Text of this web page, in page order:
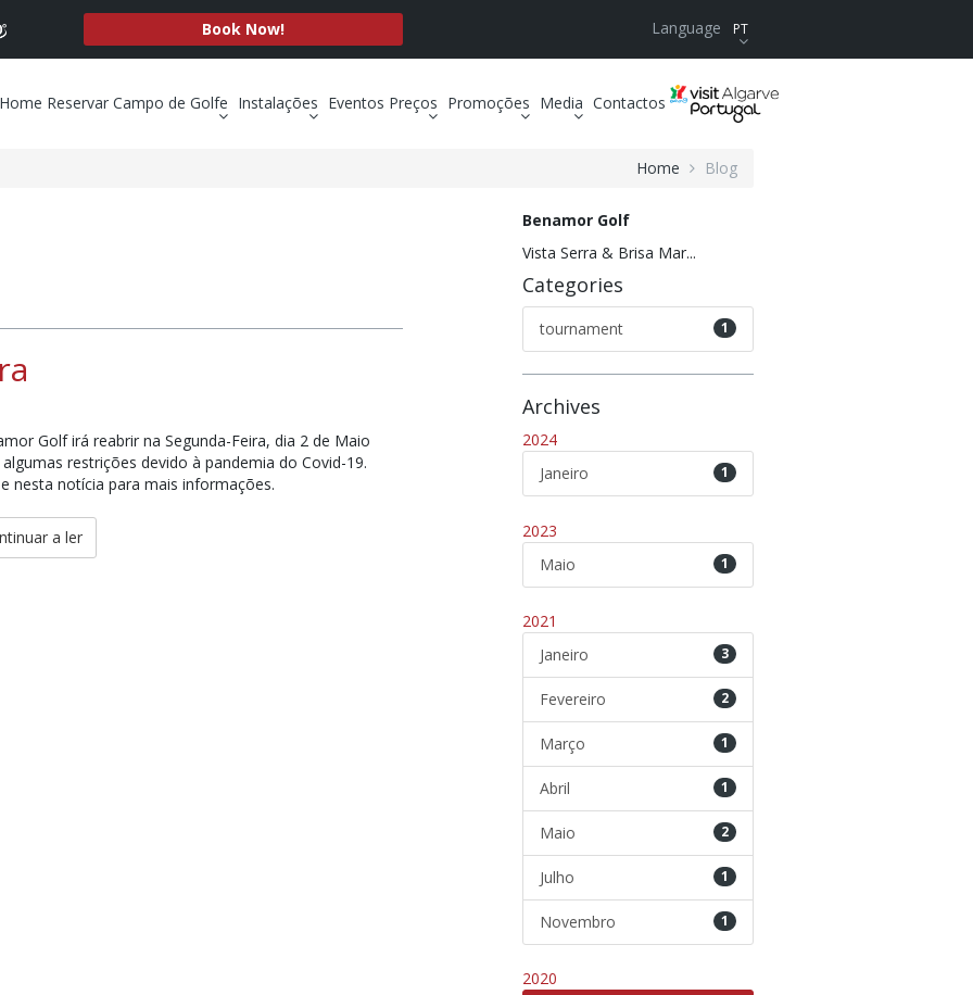
Book Now! Language PT
Reservar Campo de Golfe Instalações Eventos Preços Promoções Media Contactos
Home Blog
Golf irá reabrir na Segunda-Feira, dia 2 de Maio
restrições devido à pandemia do Covid-19.
nesta notícia para mais informações.
a ler
Benamor Golf
Vista Serra & Brisa Mar...
Categories
1
tournament
Archives
2024
1
Janeiro
2023
1
Maio
2021
3
Janeiro
2
Fevereiro
1
Março
1
Abril
2
Maio
1
Julho
1
Novembro
2020